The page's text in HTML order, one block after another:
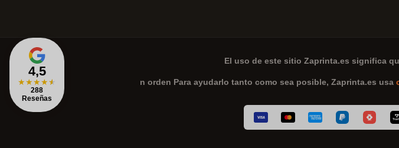
4,5
★★★★★
288
Reseñas
El uso de este sitio Zaprinta.es significa
n orden Para ayudarlo tanto como sea posible, Zaprinta.es usa